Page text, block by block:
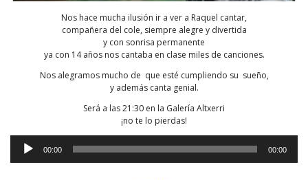
Nos hace mucha ilusión ir a ver a Raquel cantar,
compañera del cole, siempre alegre y divertida
y con sonrisa permanente
ya con 14 años nos cantaba en clase miles de canciones.
Nos alegramos mucho de que esté cumpliendo su sueño,
y además canta genial.
Será a las 21:30 en la Galería Altxerri
¡no te lo pierdas!
Reproductor
audio
00:00 00:00